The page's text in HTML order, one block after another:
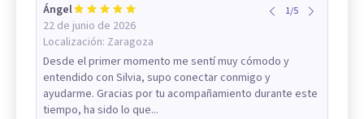
Ángel
22 de junio de 2026
Localización: Zaragoza
1/5
Desde el primer momento me sentí muy cómodo y
entendido con Silvia, supo conectar conmigo y
ayudarme. Gracias por tu acompañamiento durante este
tiempo, ha sido lo que...